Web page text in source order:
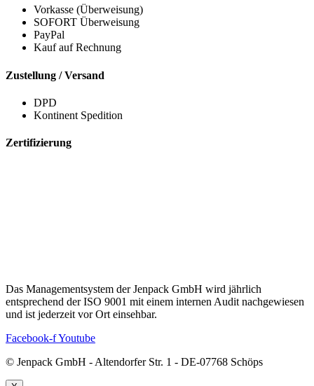
Vorkasse (Überweisung)
SOFORT Überweisung
PayPal
Kauf auf Rechnung
Zustellung / Versand
DPD
Kontinent Spedition
Zertifizierung
Das Managementsystem derJenpack GmbH wird jährlich
entsprechend der ISO 9001 mit einem internen Audit nachgewiesen
und ist jederzeit vor Ort einsehbar.
Facebook-fYoutube
© Jenpack GmbH - Altendorfer Str. 1 - DE-07768 Schöps